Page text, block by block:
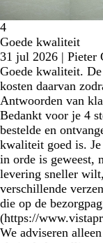
4
Goede kwaliteit
31 jul 2026 | Pieter
Goede kwaliteit.
kosten daarvan
Antwoorden van
Bedankt voor je 4
bestelde en
kwaliteit goed is.
in orde is geweest,
levering sneller
verschillende
die op de
(https://
We adviseren